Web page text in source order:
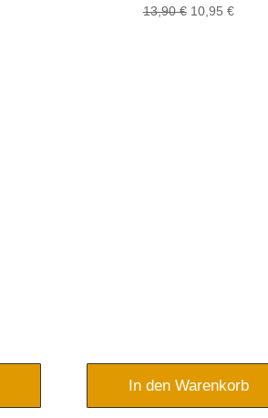
13,90€ Ursprünglicher
10,95 €
In den Warenkorb